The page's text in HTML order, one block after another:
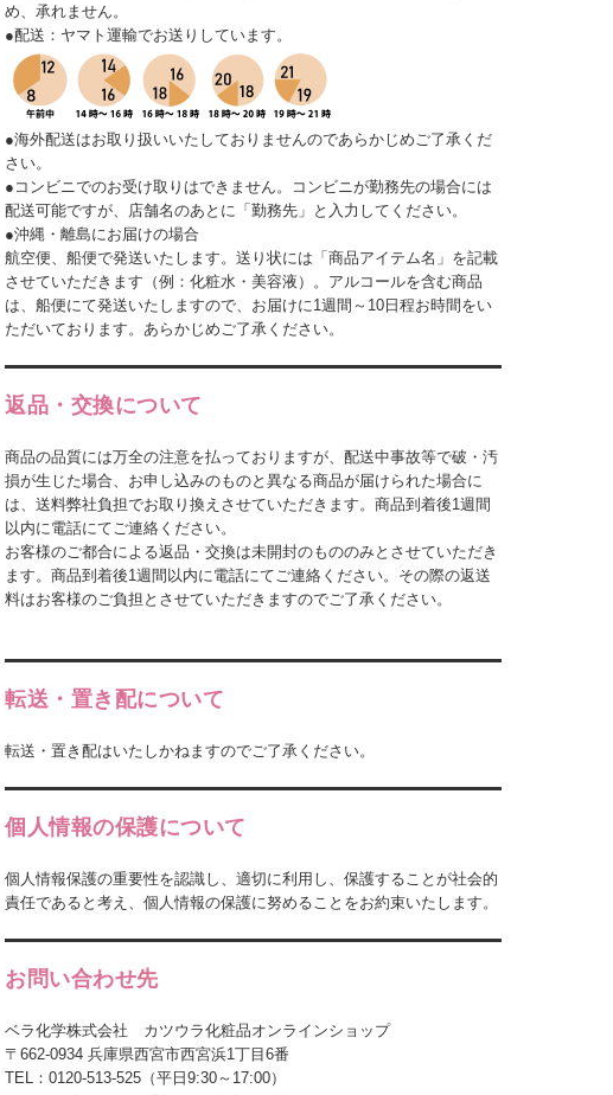
め、承れません。
●配送：ヤマト運輸でお送りしています。
●海外配送はお取り扱いいたしておりませんのであらかじめご了承くだ
さい。
●コンビニでのお受け取りはできません。コンビニが勤務先の場合には
配送可能ですが、店舗名のあとに「勤務先」と入力してください。
●沖縄・離島にお届けの場合
航空便、船便で発送いたします。送り状には「商品アイテム名」を記載
させていただきます（例：化粧水・美容液）。アルコールを含む商品
は、船便にて発送いたしますので、お届けに1週間～10日程お時間をい
ただいております。あらかじめご了承ください。
返品・交換について
商品の品質には万全の注意を払っておりますが、配送中事故等で破・汚
損が生じた場合、お申し込みのものと異なる商品が届けられた場合に
は、送料弊社負担でお取り換えさせていただきます。商品到着後1週間
以内に電話にてご連絡ください。
お客様のご都合による返品・交換は未開封のもののみとさせていただき
ます。商品到着後1週間以内に電話にてご連絡ください。その際の返送
料はお客様のご負担とさせていただきますのでご了承ください。
転送・置き配について
転送・置き配はいたしかねますのでご了承ください。
個人情報の保護について
個人情報保護の重要性を認識し、適切に利用し、保護することが社会的
責任であると考え、個人情報の保護に努めることをお約束いたします。
お問い合わせ先
ベラ化学株式会社 カツウラ化粧品オンラインショップ
〒662-0934 兵庫県西宮市西宮浜1丁目6番
TEL：0120-513-525（平日9:30～17:00）